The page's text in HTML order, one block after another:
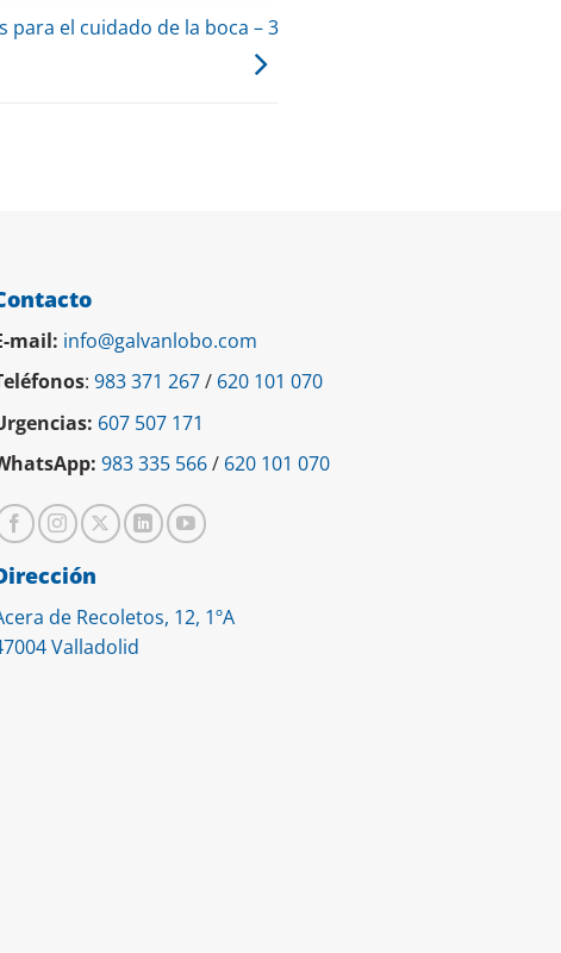
para el cuidado de la boca – 3
mail: info@galvanlobo.com
: 983 371 267/ 620 101 070
607 507 171
983 335 566/ 620 101 070
de Recoletos, 12, 1ºA
Valladolid